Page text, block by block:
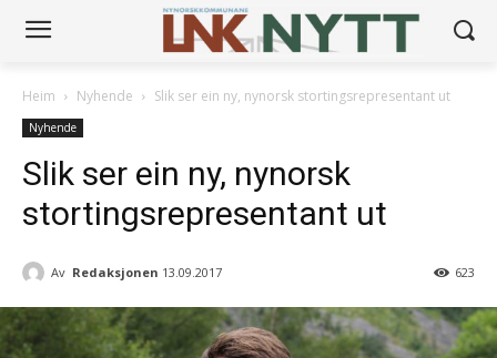
Heim Nyhende Slik ser ein ny, nynorsk stortingsrepresentant ut
Nyhende
Slik ser ein ny, nynorsk
stortingsrepresentant ut
Av Redaksjonen 13.09.2017 623